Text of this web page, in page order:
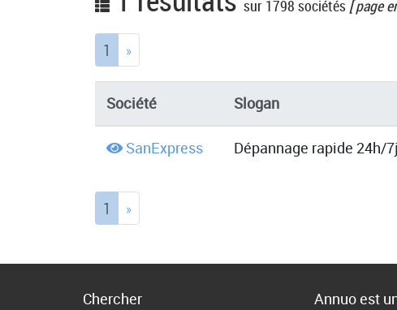
sur 1798 sociétés [ page
1 (current)
»
Société Slogan
SanExpress Dépannage rapide 24h/
1 (current)
»
Chercher
Annuo est